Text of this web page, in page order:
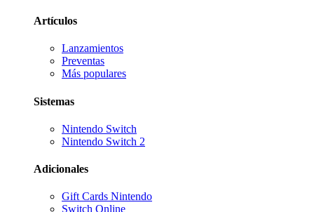
Artículos
Lanzamientos
Preventas
Más populares
Sistemas
Nintendo Switch
Nintendo Switch 2
Adicionales
Gift Cards Nintendo
Switch Online